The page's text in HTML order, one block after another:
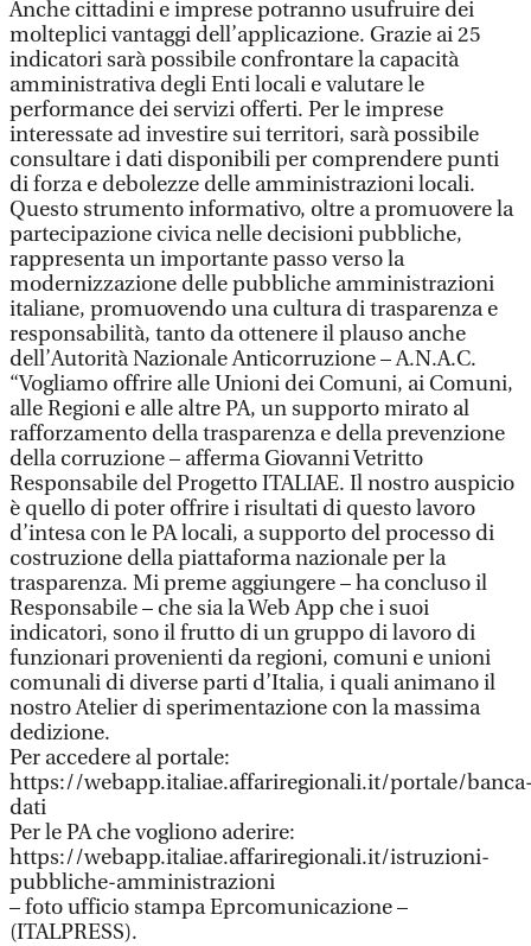
Anche cittadini e imprese potranno usufruire dei
molteplici vantaggi dell’applicazione. Grazie ai 25
indicatori sarà possibile confrontare la capacità
amministrativa degli Enti locali e valutare le
performance dei servizi offerti. Per le imprese
interessate ad investire sui territori, sarà possibile
consultare i dati disponibili per comprendere punti
di forza e debolezze delle amministrazioni locali.
Questo strumento informativo, oltre a promuovere la
partecipazione civica nelle decisioni pubbliche,
rappresenta un importante passo verso la
modernizzazione delle pubbliche amministrazioni
italiane, promuovendo una cultura di trasparenza e
responsabilità, tanto da ottenere il plauso anche
dell’Autorità Nazionale Anticorruzione – A.N.A.C.
“Vogliamo offrire alle Unioni dei Comuni, ai Comuni,
alle Regioni e alle altre PA, un supporto mirato al
rafforzamento della trasparenza e della prevenzione
della corruzione – afferma Giovanni Vetritto
Responsabile del Progetto ITALIAE. Il nostro auspicio
è quello di poter offrire i risultati di questo lavoro
d’intesa con le PA locali, a supporto del processo di
costruzione della piattaforma nazionale per la
trasparenza. Mi preme aggiungere – ha concluso il
Responsabile – che sia la Web App che i suoi
indicatori, sono il frutto di un gruppo di lavoro di
funzionari provenienti da regioni, comuni e unioni
comunali di diverse parti d’Italia, i quali animano il
nostro Atelier di sperimentazione con la massima
dedizione.
Per accedere al portale:
https://webapp.italiae.affariregionali.it/portale/
dati
Per le PA che vogliono aderire:
https://webapp.italiae.affariregionali.it/istruzioni-
pubbliche-amministrazioni
– foto ufficio stampa Eprcomunicazione –
(ITALPRESS).